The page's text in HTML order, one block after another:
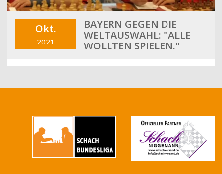
Okt.
2021
BAYERN GEGEN DIE
WELTAUSWAHL: "ALLE
WOLLTEN SPIELEN."